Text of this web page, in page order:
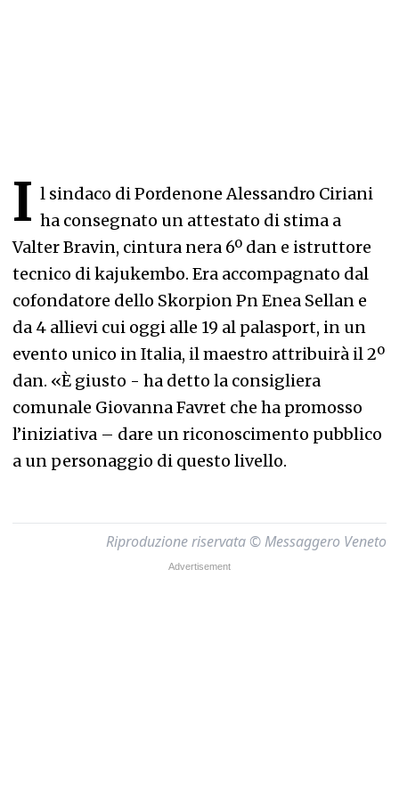
I l sindaco di Pordenone Alessandro Ciriani
ha consegnato un attestato di stima a
Valter Bravin, cintura nera 6º dan e istruttore
tecnico di kajukembo. Era accompagnato dal
cofondatore dello Skorpion Pn Enea Sellan e
da 4 allievi cui oggi alle 19 al palasport, in un
evento unico in Italia, il maestro attribuirà il 2º
dan. «È giusto - ha detto la consigliera
comunale Giovanna Favret che ha promosso
l’iniziativa – dare un riconoscimento pubblico
a un personaggio di questo livello.
Riproduzione riservata © Messaggero Veneto